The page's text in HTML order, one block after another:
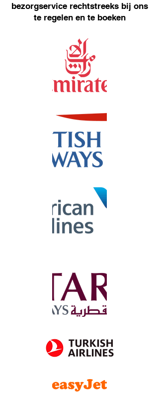
bezorgservice rechtstreeks bij ons
te regelen en te boeken